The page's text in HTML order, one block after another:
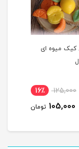
میوه ای
125,000 16٪
105,000 تومان